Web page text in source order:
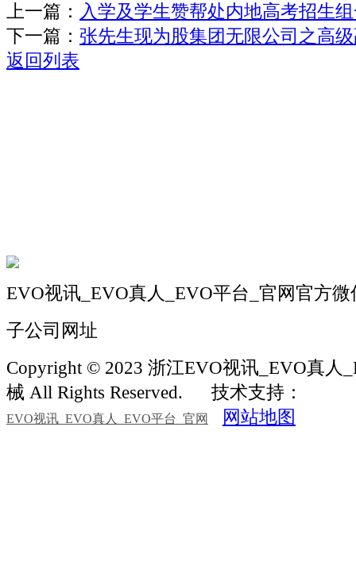
上一篇： 入学及学生赞帮处内地高考招生
下一篇： 张先生现为股集团无限公司之高
返回列表
EVO视讯_EVO真人_EVO平台_官网官方微
子公司网址
Copyright © 2023 浙江EVO视讯_EVO真人
械 All Rights Reserved.
技术支持：
EVO视讯_EVO真人_EVO平台_官网 网站地图